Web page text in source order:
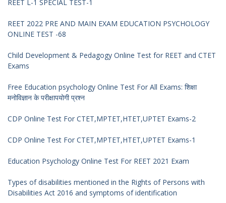
REET L-1 SPECIAL TEST-1
REET 2022 PRE AND MAIN EXAM EDUCATION PSYCHOLOGY
ONLINE TEST -68
Child Development & Pedagogy Online Test for REET and CTET
Exams
Free Education psychology Online Test For All Exams: शिक्षा
मनोविज्ञान के परीक्षापयोगी प्रश्न
CDP Online Test For CTET,MPTET,HTET,UPTET Exams-2
CDP Online Test For CTET,MPTET,HTET,UPTET Exams-1
Education Psychology Online Test For REET 2021 Exam
Types of disabilities mentioned in the Rights of Persons with
Disabilities Act 2016 and symptoms of identification